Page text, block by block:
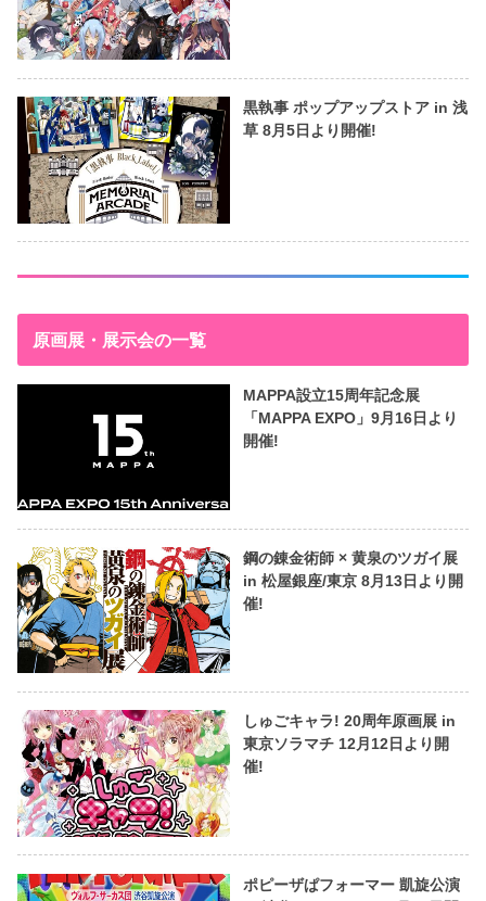
黒執事 ポップアップストア in 浅
草 8月5日より開催!
原画展・展示会の一覧
MAPPA設立15周年記念展
「MAPPA EXPO」9月16日より
開催!
鋼の錬金術師 × 黄泉のツガイ展
in 松屋銀座/東京 8月13日より開
催!
しゅごキャラ! 20周年原画展 in
東京ソラマチ 12月12日より開
催!
ポピーザぱフォーマー 凱旋公演